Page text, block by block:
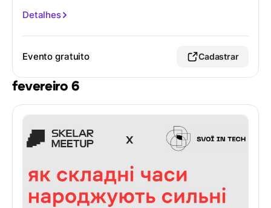
Detalhes
Evento gratuito Cadastrar
fevereiro 6